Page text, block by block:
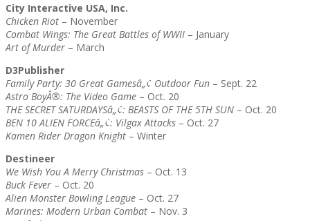
City Interactive USA, Inc.
Chicken Riot – November
Combat Wings: The Great Battles of WWII – January
Art of Murder – March
D3Publisher
Family Party: 30 Great Gamesâ„¢ Outdoor Fun – Sept. 22
Astro BoyÂ®: The Video Game – Oct. 20
THE SECRET SATURDAYSâ„¢: BEASTS OF THE 5TH SUN – Oct. 20
BEN 10 ALIEN FORCEâ„¢: Vilgax Attacks – Oct. 27
Kamen Rider Dragon Knight – Winter
Destineer
We Wish You A Merry Christmas – Oct. 13
Buck Fever – Oct. 20
Alien Monster Bowling League – Oct. 27
Marines: Modern Urban Combat – Nov. 3